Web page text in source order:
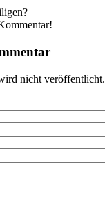
nicht veröffentlicht.